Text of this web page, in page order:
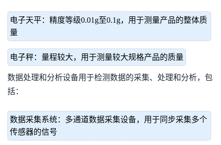
电子天平：精度等级0.01g至0.1g，用于测量产品的整体质
量
电子秤：量程较大，用于测量较大规格产品的质量
数据处理和分析设备用于检测数据的采集、处理和分析，包
括：
数据采集系统：多通道数据采集设备，用于同步采集多个
传感器的信号